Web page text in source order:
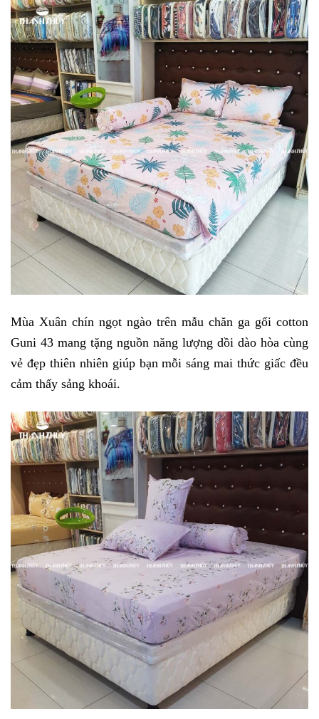
Mùa Xuân chín ngọt ngào trên mẫu chăn ga gối cotton
Guni 43 mang tặng nguồn năng lượng dồi dào hòa cùng
vẻ đẹp thiên nhiên giúp bạn mỗi sáng mai thức giấc đều
cảm thấy sảng khoái.